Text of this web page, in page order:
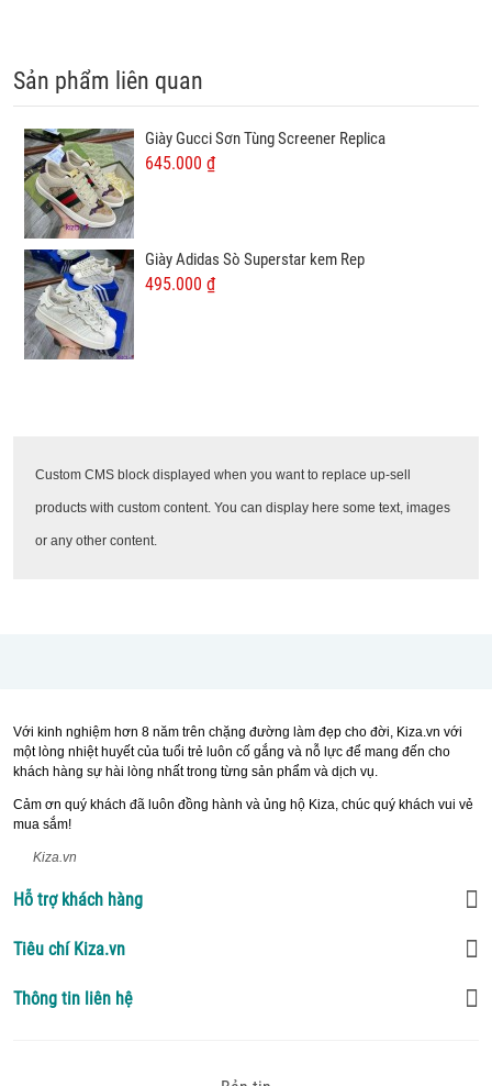
Sản phẩm liên quan
Giày Gucci Sơn Tùng Screener Replica
645.000 ₫
Giày Adidas Sò Superstar kem Rep
495.000 ₫
Custom CMS block displayed when you want to replace up-sell
products with custom content. You can display here some text, images
or any other content.
Với kinh nghiệm hơn 8 năm trên chặng đường làm đẹp cho đời, Kiza.vn với
một lòng nhiệt huyết của tuổi trẻ luôn cố gắng và nỗ lực để mang đến cho
khách hàng sự hài lòng nhất trong từng sản phẩm và dịch vụ.
Cảm ơn quý khách đã luôn đồng hành và ủng hộ Kiza, chúc quý khách vui vẻ
mua sắm!
Kiza.vn
Hỗ trợ khách hàng
Tiêu chí Kiza.vn
Thông tin liên hệ